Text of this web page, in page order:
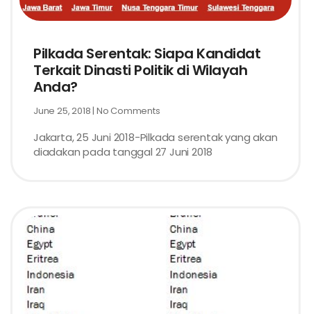
Pilkada Serentak: Siapa Kandidat
Terkait Dinasti Politik di Wilayah
Anda?
June 25, 2018 No Comments
Jakarta, 25 Juni 2018-Pilkada serentak yang akan
diadakan pada tanggal 27 Juni 2018